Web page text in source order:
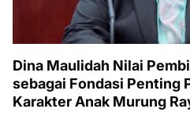
Dina Maulidah Nilai
sebagai Fondasi Penting
Karakter Anak Murung